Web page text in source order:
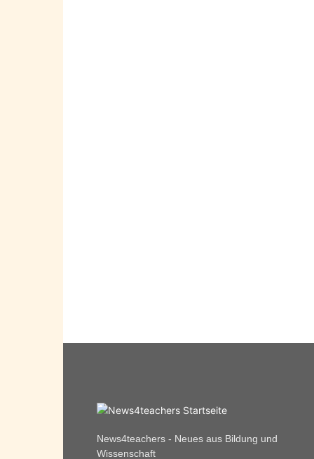
News4teachers - Neues aus Bildung und
Wissenschaft